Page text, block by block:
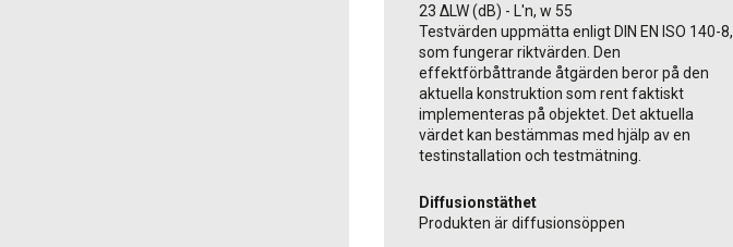
23 ΔLW (dB) - L'n, w 55
Testvärden uppmätta enligt DIN EN ISO 140-8,
som fungerar riktvärden. Den
effektförbåttrande åtgärden beror på den
aktuella konstruktion som rent faktiskt
implementeras på objektet. Det aktuella
värdet kan bestämmas med hjälp av en
testinstallation och testmätning.
Diffusionstäthet
Produkten är diffusionsöppen